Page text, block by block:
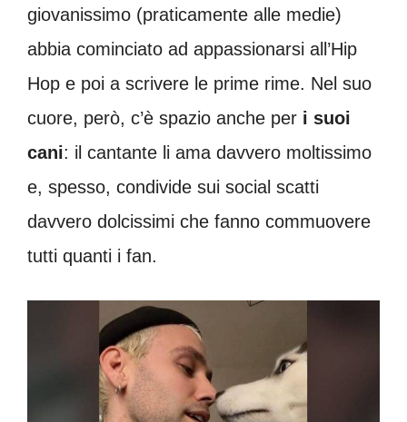
giovanissimo (praticamente alle medie)
abbia cominciato ad appassionarsi all’Hip
Hop e poi a scrivere le prime rime. Nel suo
cuore, però, c’è spazio anche per i suoi
cani: il cantante li ama davvero moltissimo
e, spesso, condivide sui social scatti
davvero dolcissimi che fanno commuovere
tutti quanti i fan.